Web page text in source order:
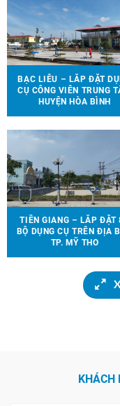
BẠC LIÊU – LẮP ĐẶT
CỤ CÔNG VIÊN TRUNG
HUYỆN HÒA BÌNH
TIỀN GIANG – LẮP ĐẶT
BỘ DỤNG CỤ TRÊN ĐỊA
TP. MỸ THO
KHÁCH